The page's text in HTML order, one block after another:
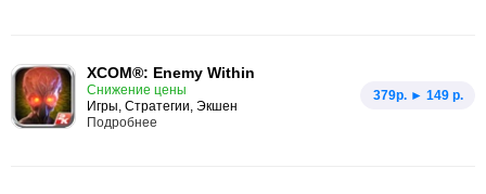
XCOM®: Enemy Within
Снижение цены
Игры, Стратегии, Экшен
379p. ► 149 р.
Подробнее